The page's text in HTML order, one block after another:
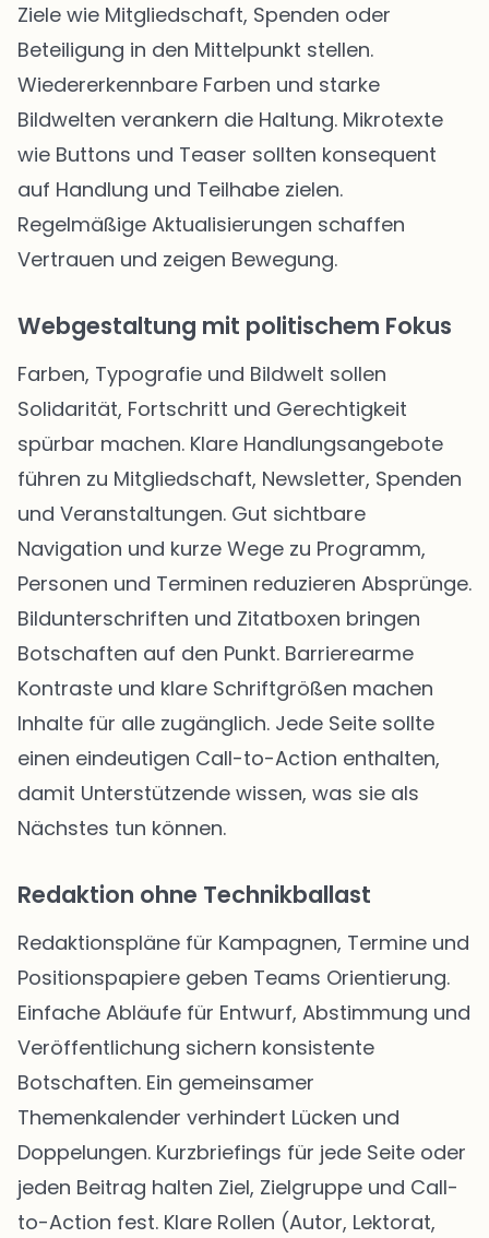
Ziele wie Mitgliedschaft, Spenden oder
Beteiligung in den Mittelpunkt stellen.
Wiedererkennbare Farben und starke
Bildwelten verankern die Haltung. Mikrotexte
wie Buttons und Teaser sollten konsequent
auf Handlung und Teilhabe zielen.
Regelmäßige Aktualisierungen schaffen
Vertrauen und zeigen Bewegung.
Webgestaltung mit politischem Fokus
Farben, Typografie und Bildwelt sollen
Solidarität, Fortschritt und Gerechtigkeit
spürbar machen. Klare Handlungsangebote
führen zu Mitgliedschaft, Newsletter, Spenden
und Veranstaltungen. Gut sichtbare
Navigation und kurze Wege zu Programm,
Personen und Terminen reduzieren Absprünge.
Bildunterschriften und Zitatboxen bringen
Botschaften auf den Punkt. Barrierearme
Kontraste und klare Schriftgrößen machen
Inhalte für alle zugänglich. Jede Seite sollte
einen eindeutigen Call-to-Action enthalten,
damit Unterstützende wissen, was sie als
Nächstes tun können.
Redaktion ohne Technikballast
Redaktionspläne für Kampagnen, Termine und
Positionspapiere geben Teams Orientierung.
Einfache Abläufe für Entwurf, Abstimmung und
Veröffentlichung sichern konsistente
Botschaften. Ein gemeinsamer
Themenkalender verhindert Lücken und
Doppelungen. Kurzbriefings für jede Seite oder
jeden Beitrag halten Ziel, Zielgruppe und Call-
to-Action fest. Klare Rollen (Autor, Lektorat,